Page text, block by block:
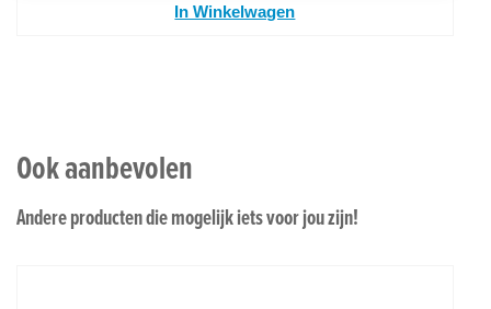
In Winkelwagen
Ook aanbevolen
Andere producten die mogelijk iets voor jou zijn!